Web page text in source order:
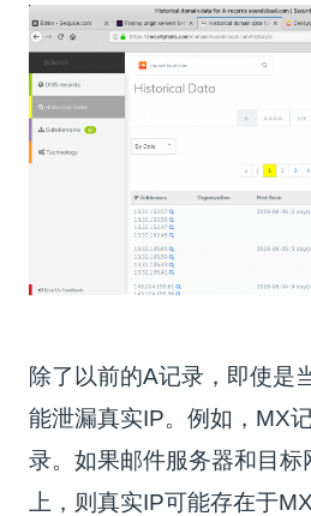
除了以前的A记录，即使是
能泄漏真实IP。例如，MX
录。如果邮件服务器和目标
上，则真实IP可能存在于